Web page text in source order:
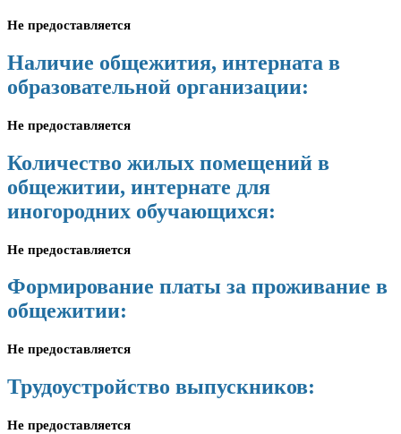
Не предоставляется
Наличие общежития, интерната в
образовательной организации:
Не предоставляется
Количество жилых помещений в
общежитии, интернате для
иногородних обучающихся:
Не предоставляется
Формирование платы за проживание в
общежитии:
Не предоставляется
Трудоустройство выпускников:
Не предоставляется